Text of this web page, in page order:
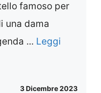
famoso per
una dama
... Leggi
3 Dicembre 2023